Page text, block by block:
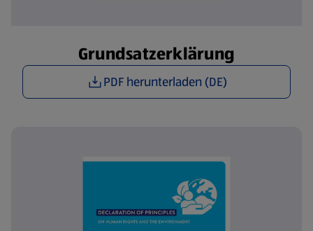
Grundsatzerklärung
PDF herunterladen (DE)